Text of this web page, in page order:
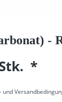
-
*
und